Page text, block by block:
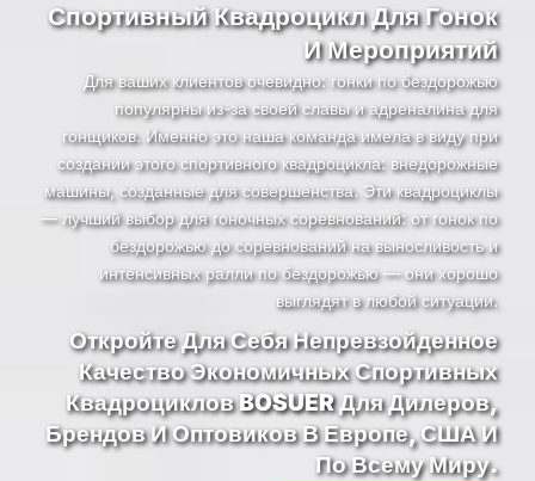
Спортивный Квадроцикл Для Гонок
И Мероприятий
Для ваших клиентов очевидно: гонки по бездорожью
популярны из-за своей славы и адреналина для
гонщиков. Именно это наша команда имела в виду при
создании этого спортивного квадроцикла: внедорожные
машины, созданные для совершенства. Эти квадроциклы
— лучший выбор для гоночных соревнований: от гонок по
бездорожью до соревнований на выносливость и
интенсивных ралли по бездорожью — они хорошо
выглядят в любой ситуации.
Откройте Для Себя Непревзойденное
Качество Экономичных Спортивных
Квадроциклов BOSUER Для Дилеров,
Брендов И Оптовиков В Европе, США И
По Всему Миру.